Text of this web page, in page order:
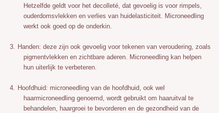
Hetzelfde geldt voor het decolleté, dat gevoelig is voor rimpels,
ouderdomsvlekken en verlies van huidelasticiteit. Microneedling
werkt ook goed op de onderkin.
Handen: deze zijn ook gevoelig voor tekenen van veroudering, zoals
pigmentvlekken en zichtbare aderen. Microneedling kan helpen
hun uiterlijk te verbeteren.
Hoofdhuid: microneedling van de hoofdhuid, ook wel
haarmicroneedling genoemd, wordt gebruikt om haaruitval te
behandelen, haargroei te bevorderen en de gezondheid van de